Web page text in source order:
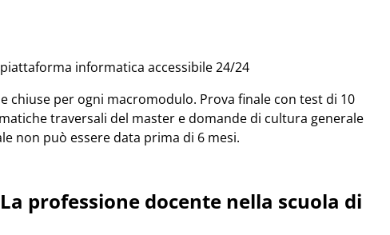
informatica accessibile 24/24
chiuse per ogni macromodulo. Prova finale con test di 10
traversali del master e domande di cultura generale
non può essere data prima di 6 mesi.
professione docente nella scuola di